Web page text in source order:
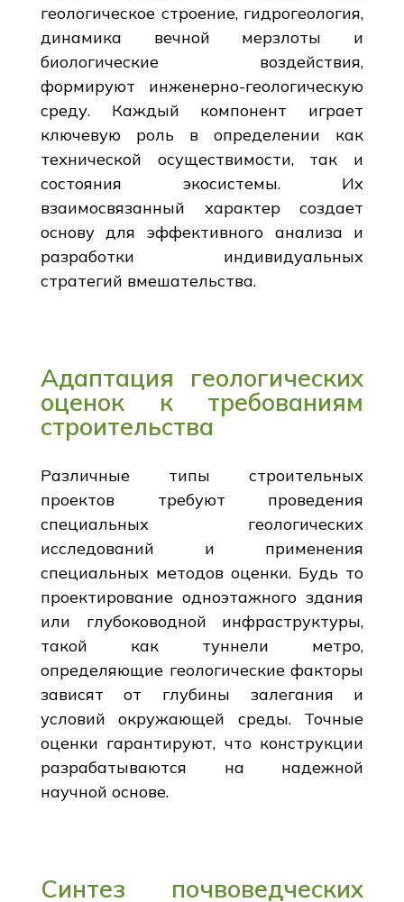
геологическое строение, гидрогеология,
динамика вечной мерзлоты и
биологические воздействия,
формируют инженерно-геологическую
среду. Каждый компонент играет
ключевую роль в определении как
технической осуществимости, так и
состояния экосистемы. Их
взаимосвязанный характер создает
основу для эффективного анализа и
разработки индивидуальных
стратегий вмешательства.
Адаптация геологических
оценок к требованиям
строительства
Различные типы строительных
проектов требуют проведения
специальных геологических
исследований и применения
специальных методов оценки. Будь то
проектирование одноэтажного здания
или глубоководной инфраструктуры,
такой как туннели метро,
определяющие геологические факторы
зависят от глубины залегания и
условий окружающей среды. Точные
оценки гарантируют, что конструкции
разрабатываются на надежной
научной основе.
Синтез почвоведческих